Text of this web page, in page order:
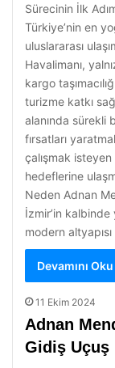
Sürecinin İlk
Türkiye’nin en
uluslararası
Havalimanı,
kargo
turizme katkı
alanında sürekli
fırsatları
çalışmak
hedeflerine
Neden Adnan
İzmir’in
modern
Devamını Oku
11 Ekim 2024
Adnan
Gidiş